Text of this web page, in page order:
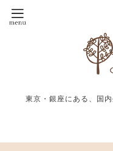
東京・銀座にある、国